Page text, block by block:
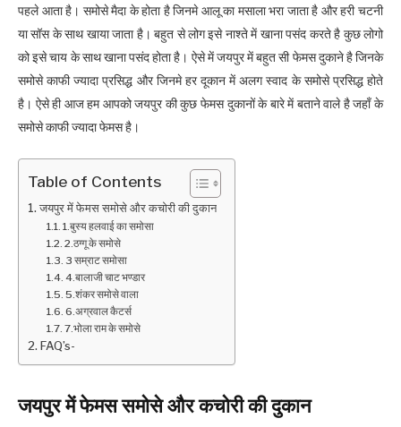
पहले आता है। समोसे मैदा के होता है जिनमे आलू का मसाला भरा जाता है और हरी चटनी
या सॉस के साथ खाया जाता है। बहुत से लोग इसे नाश्ते में खाना पसंद करते है कुछ लोगो
को इसे चाय के साथ खाना पसंद होता है। ऐसे में जयपुर में बहुत सी फेमस दुकाने है जिनके
समोसे काफी ज्यादा प्रसिद्ध और जिनमे हर दूकान में अलग स्वाद के समोसे प्रसिद्ध होते
है। ऐसे ही आज हम आपको जयपुर की कुछ फेमस दुकानों के बारे में बताने वाले है जहाँ के
समोसे काफी ज्यादा फेमस है।
Table of Contents
जयपुर में फेमस समोसे और कचोरी की दुकान
1.बुस्य हलवाई का समोसा
2.ठग्गू के समोसे
3 सम्राट समोसा
4.बालाजी चाट भण्डार
5.शंकर समोसे वाला
6.अग्रवाल कैटर्स
7.भोला राम के समोसे
FAQ’s-
जयपुर में फेमस समोसे और कचोरी की दुकान